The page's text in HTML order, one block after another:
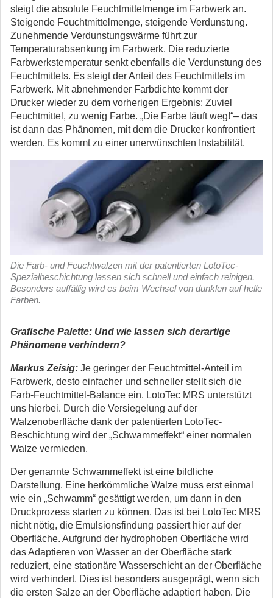
steigt die absolute Feuchtmittelmenge im Farbwerk an.
Steigende Feuchtmittelmenge, steigende Verdunstung.
Zunehmende Verdunstungswärme führt zur
Temperaturabsenkung im Farbwerk. Die reduzierte
Farbwerkstemperatur senkt ebenfalls die Verdunstung des
Feuchtmittels. Es steigt der Anteil des Feuchtmittels im
Farbwerk. Mit abnehmender Farbdichte kommt der
Drucker wieder zu dem vorherigen Ergebnis: Zuviel
Feuchtmittel, zu wenig Farbe. „Die Farbe läuft weg!“– das
ist dann das Phänomen, mit dem die Drucker konfrontiert
werden. Es kommt zu einer unerwünschten Instabilität.
Die Farb- und Feuchtwalzen mit der patentierten LotoTec-
Spezialbeschichtung lassen sich schnell und einfach reinigen.
Besonders auffällig wird es beim Wechsel von dunklen auf helle
Farben.
Grafische Palette: Und wie lassen sich derartige
Phänomene verhindern?
Markus Zeisig: Je geringer der Feuchtmittel-Anteil im
Farbwerk, desto einfacher und schneller stellt sich die
Farb-Feuchtmittel-Balance ein. LotoTec MRS unterstützt
uns hierbei. Durch die Versiegelung auf der
Walzenoberfläche dank der patentierten LotoTec-
Beschichtung wird der „Schwammeffekt“ einer normalen
Walze vermieden.
Der genannte Schwammeffekt ist eine bildliche
Darstellung. Eine herkömmliche Walze muss erst einmal
wie ein „Schwamm“ gesättigt werden, um dann in den
Druckprozess starten zu können. Das ist bei LotoTec MRS
nicht nötig, die Emulsionsfindung passiert hier auf der
Oberfläche. Aufgrund der hydrophoben Oberfläche wird
das Adaptieren von Wasser an der Oberfläche stark
reduziert, eine stationäre Wasserschicht an der Oberfläche
wird verhindert. Dies ist besonders ausgeprägt, wenn sich
die ersten Salze an der Oberfläche adaptiert haben. Die